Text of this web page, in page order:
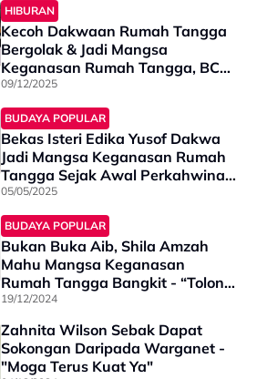
HIBURAN
Kecoh Dakwaan Rumah Tangga
Bergolak & Jadi Mangsa
Keganasan Rumah Tangga, BCL
Tenang Kongsi Foto Sambut
Birthday Suami
09/12/2025
BUDAYA POPULAR
Bekas Isteri Edika Yusof Dakwa
Jadi Mangsa Keganasan Rumah
Tangga Sejak Awal Perkahwinan
- “Banyak Kali Dah Polis Datang
Rumah…”
05/05/2025
BUDAYA POPULAR
Bukan Buka Aib, Shila Amzah
Mahu Mangsa Keganasan
Rumah Tangga Bangkit - “Tolong
Bezakan Buka Aib Dengan…”
19/12/2024
Zahnita Wilson Sebak Dapat
Sokongan Daripada Warganet -
"Moga Terus Kuat Ya"